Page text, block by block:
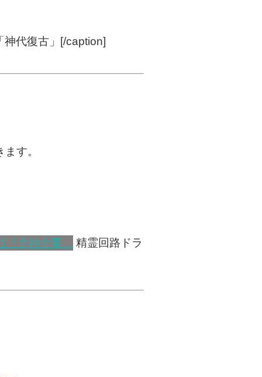
神代復古」[/caption]
す。
精霊回路ドラ